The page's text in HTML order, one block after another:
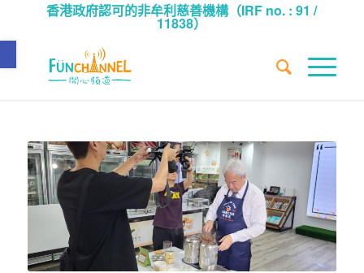
Open toolbar
香港政府認可的非牟利慈善機構（IRF no. : 91 /
11838）